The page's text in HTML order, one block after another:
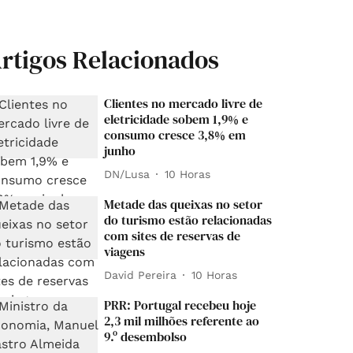
Relacionados
Clientes no mercado livre de
eletricidade sobem 1,9% e
consumo cresce 3,8% em
junho
DN/Lusa 10 Horas
Metade das queixas no setor
do turismo estão relacionadas
com sites de reservas de
viagens
David Pereira 10 Horas
PRR: Portugal recebeu hoje
2,3 mil milhões referente ao
9.º desembolso